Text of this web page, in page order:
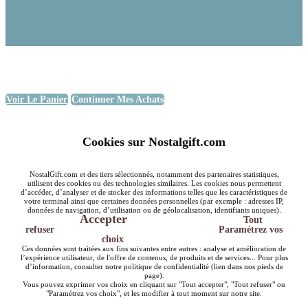
Voir Le Panier Continuer Mes Achats
Cookies sur Nostalgift.com
NostalGift.com et des tiers sélectionnés, notamment des partenaires statistiques,
utilisent des cookies ou des technologies similaires. Les cookies nous permettent
d’accéder, d’analyser et de stocker des informations telles que les caractéristiques de
votre terminal ainsi que certaines données personnelles (par exemple : adresses IP,
données de navigation, d’utilisation ou de géolocalisation, identifiants uniques).
Accepter
Tout
refuser
Paramétrez vos
choix
Ces données sont traitées aux fins suivantes entre autres : analyse et amélioration de
l’expérience utilisateur, de l'offre de contenus, de produits et de services... Pour plus
d’information, consulter notre politique de confidentialité (lien dans nos pieds de
page).
Vous pouvez exprimer vos choix en cliquant sur "Tout accepter", "Tout refuser" ou
"Paramétrez vos choix", et les modifier à tout moment sur notre site.